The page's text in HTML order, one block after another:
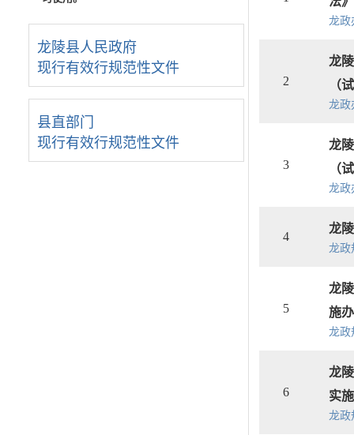
龙陵县人民政府
现行有效行规范性文件
县直部门
现行有效行规范性文件
龙政
2
龙
（
龙政
3
龙
（
龙政
4
龙
龙政
5
龙
施
龙政
6
龙
实
龙政